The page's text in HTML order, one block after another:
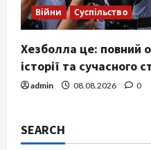
Війни Суспільство
Хезболла це: повний
історії та сучасного
admin 08.08.2026 0
SEARCH